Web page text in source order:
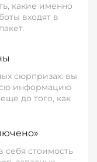
какие именно
входят в
сюрпризах: вы
информацию
до того, как
себя стоимость